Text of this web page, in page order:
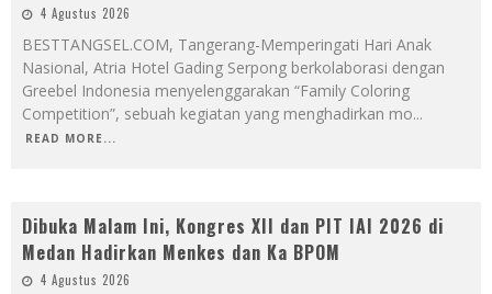
4 Agustus 2026
BESTTANGSEL.COM, Tangerang-Memperingati Hari Anak
Nasional, Atria Hotel Gading Serpong berkolaborasi dengan
Greebel Indonesia menyelenggarakan “Family Coloring
Competition”, sebuah kegiatan yang menghadirkan mo...
READ MORE...
Dibuka Malam Ini, Kongres XII dan PIT IAI 2026 di
Medan Hadirkan Menkes dan Ka BPOM
4 Agustus 2026